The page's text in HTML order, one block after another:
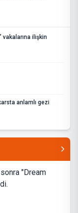
vakalarına ilişkin
anlamlı gezi